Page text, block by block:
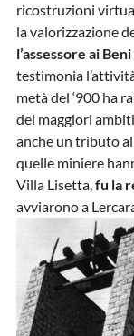
ricostruzioni
la valorizzazione
l’assessore ai
testimonia
metà del ‘900 ha
dei maggiori
anche un tributo
quelle miniere
Villa Lisetta,fu la
avviarono a